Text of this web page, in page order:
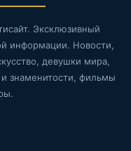
Эксклюзивный
информации. Новости,
девушки мира,
знаменитости, фильмы